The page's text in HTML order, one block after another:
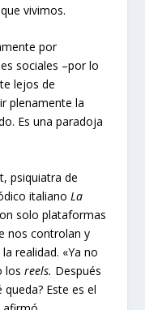
vivimos.
por
sociales –por lo
lejos de
plenamente la
Es una paradoja
psiquiatra de
italiano La
solo plataformas
nos controlan y
realidad. «Ya no
losreels. Después
Este es el